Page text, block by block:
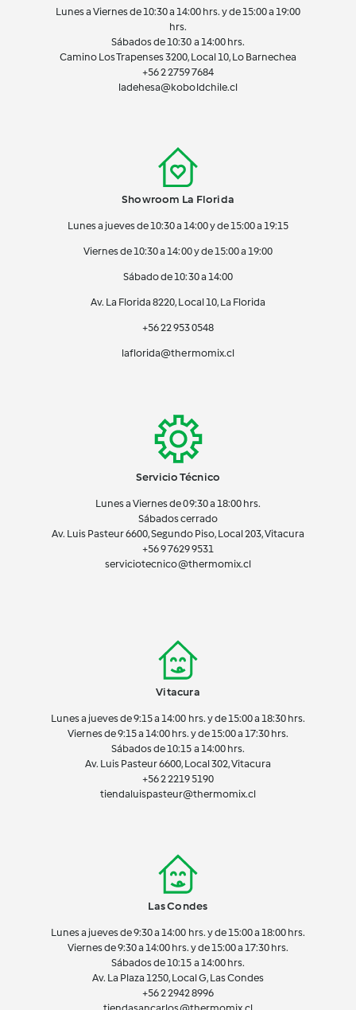
Lunes a Viernes de 10:30 a 14:00 hrs. y de 15:00 a 19:00
hrs.
Sábados de 10:30 a 14:00 hrs.
Camino Los Trapenses 3200, Local 10, Lo Barnechea
+56 22759 7684
ladehesa@koboldchile.cl
Showroom La Florida
Lunes a jueves de 10:30 a 14:00 y de 15:00 a 19:15
Viernes de 10:30 a 14:00 y de 15:00 a 19:00
Sábado de 10:30 a 14:00
Av. La Florida 8220, Local 10, La Florida
+56 22 953 0548
laflorida@thermomix.cl
Servicio Técnico
Lunes a Viernes de 09:30 a 18:00 hrs.
Sábados cerrado
Av. Luis Pasteur 6600, Segundo Piso, Local 203, Vitacura
+56 9 7629 9531
serviciotecnico@thermomix.cl
Vitacura
Lunes a jueves de 9:15 a 14:00 hrs. y de 15:00 a 18:30 hrs.
Viernes de 9:15 a 14:00 hrs. y de 15:00 a 17:30 hrs.
Sábados de 10:15 a 14:00 hrs.
Av. Luis Pasteur 6600, Local 302, Vitacura
+56 2 2219 5190
tiendaluispasteur@thermomix.cl
Las Condes
Lunes a jueves de 9:30 a 14:00 hrs. y de 15:00 a 18:00 hrs.
Viernes de 9:30 a 14:00 hrs. y de 15:00 a 17:30 hrs.
Sábados de 10:15 a 14:00 hrs.
Av. La Plaza 1250, Local G, Las Condes
+56 2 2942 8996